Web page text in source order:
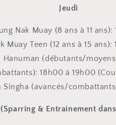
Jeudi
Nak Muay (8 ans à 11 ans):
Muay Teen (12 ans à 15 ans):
Hanuman (débutants/
18h00 à 19h00
Singha (avancés/
& Entrainement